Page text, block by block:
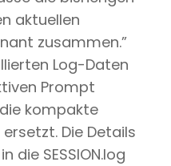
aktuellen
zusammen.”
Log-Daten
Prompt
kompakte
Die Details
die SESSION.log